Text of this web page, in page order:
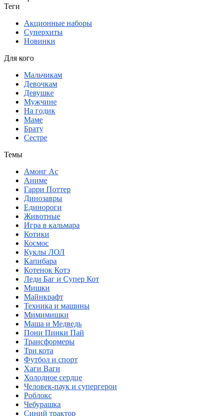
Теги
Акционные наборы
Суперхиты
Новинки
Для кого
Мальчикам
Девочкам
Девушке
Мужчине
На годик
Маме
Брату
Сестре
Темы
Амонг Ас
Аниме
Гарри Поттер
Динозавры
Единороги
Животные
Игра в кальмара
Котики
Космос
Куклы ЛОЛ
Капибара
Котенок Котэ
Леди Баг и Супер Кот
Мишки
Майнкрафт
Техника и машины
Мимимишки
Маша и Медведь
Пони Пинки Пай
Трансформеры
Три кота
Футбол и спорт
Хаги Ваги
Холодное сердце
Человек-паук и супергерои
Роблокс
Чебурашка
Синий трактор